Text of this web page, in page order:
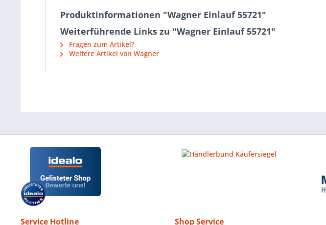
Produktinformationen "Wagner Einlauf 55721"
Weiterführende Links zu "Wagner Einlauf 55721"
Fragen zum Artikel?
Weitere Artikel von Wagner
Service Hotline Shop Service